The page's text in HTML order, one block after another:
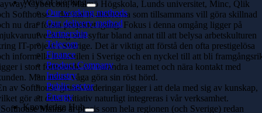
Ways of working
Our working methods
Our delivery method
Partnership
Telecom
Finance
Product Company
Industry
Public sector
Energy
Knowledge Hub
Cybercom, Malmö Högskola, Lunds universitet, Minc, Qlik
Softhouse – där har ni aktörerna som tillsammans vill göra skillnad
nu drar första projektet igång. Fokus i denna omgång ligger på
och syftar bland annat till att belysa arbetskulturen
IT-projekt i Sverige. Det är viktigt att förstå den ofta prestigelösa
informella ledarstilen i Sverige och en nyckel till att bli
i stort förtroende för varandra i teamet och nära kontakt med
Man måste våga göra sin röst hörd.
av Softhouse grundvärderingar ligger i att dela med sig av kunskap,
gör att detta initiativ naturligt integreras i vår verksamhet.
Malmö är precis som hela regionen (och Sverige) redan